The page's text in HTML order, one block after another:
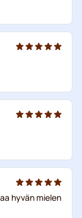
hyvän mielen